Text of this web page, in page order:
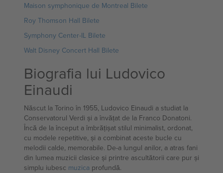
Maison symphonique de Montreal Bilete
Roy Thomson Hall Bilete
Symphony Center-IL Bilete
Walt Disney Concert Hall Bilete
Biografia lui Ludovico
Einaudi
Născut la Torino în 1955, Ludovico Einaudi a studiat la
Conservatorul Verdi și a învățat de la Franco Donatoni.
Încă de la început a îmbrățișat stilul minimalist, ordonat,
cu modele repetitive, și a combinat aceste bucle cu
melodii calde, memorabile. De-a lungul anilor, a atras fani
din lumea muzicii clasice și printre ascultătorii care pur și
simplu iubesc muzica profundă.